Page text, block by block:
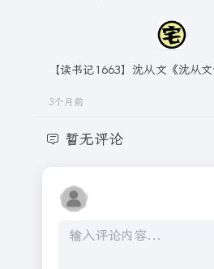
【读书记1663】沈从文《沈从
3个月前
暂无评论